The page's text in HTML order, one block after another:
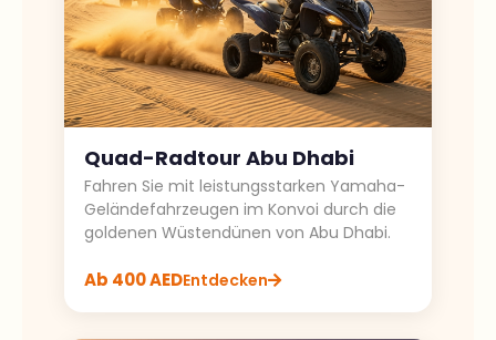
Quad-Radtour Abu Dhabi
Fahren Sie mit leistungsstarken Yamaha-
Geländefahrzeugen im Konvoi durch die
goldenen Wüstendünen von Abu Dhabi.